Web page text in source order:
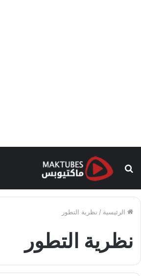
بحث
الرئيسية / نظرية التطور
نظرية التطور